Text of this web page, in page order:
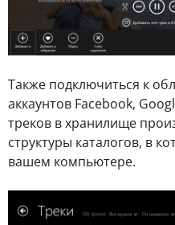
Также подключиться к
аккаунтов Facebook,
треков в хранилище
структуры каталогов, в
вашем компьютере.